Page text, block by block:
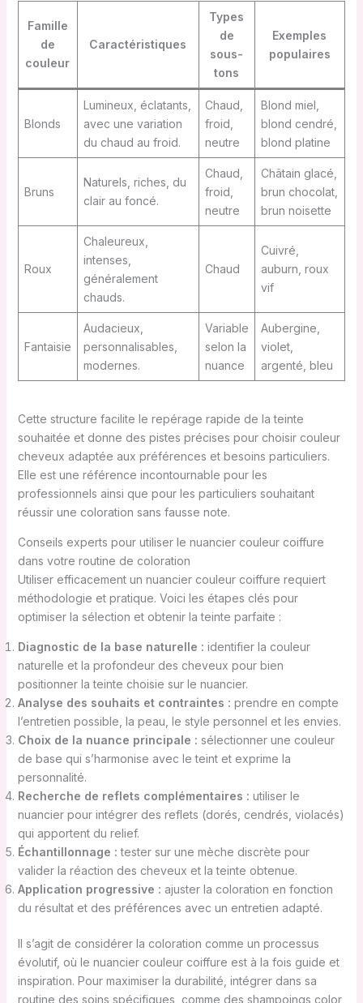
Famille
de
couleur
Caractéristiques
Types
de
sous-
tons
Exemples
populaires
Blonds
Lumineux, éclatants,
avec une variation
du chaud au froid.
Chaud,
froid,
neutre
Blond miel,
blond cendré,
blond platine
Bruns
Naturels, riches, du
clair au foncé.
Chaud,
froid,
neutre
Châtain glacé,
brun chocolat,
brun noisette
Roux
Chaleureux,
intenses,
généralement
chauds.
Chaud
Cuivré,
auburn, roux
vif
Fantaisie
Audacieux,
personnalisables,
modernes.
Variable
selon la
nuance
Aubergine,
violet,
argenté, bleu
Cette structure facilite le repérage rapide de la teinte
souhaitée et donne des pistes précises pour choisir couleur
cheveux adaptée aux préférences et besoins particuliers.
Elle est une référence incontournable pour les
professionnels ainsi que pour les particuliers souhaitant
réussir une coloration sans fausse note.
Conseils experts pour utiliser le nuancier couleur coiffure
dans votre routine de coloration
Utiliser efficacement un nuancier couleur coiffure requiert
méthodologie et pratique. Voici les étapes clés pour
optimiser la sélection et obtenir la teinte parfaite :
Diagnostic de la base naturelle : identifier la couleur
naturelle et la profondeur des cheveux pour bien
positionner la teinte choisie sur le nuancier.
Analyse des souhaits et contraintes : prendre en compte
l’entretien possible, la peau, le style personnel et les envies.
Choix de la nuance principale : sélectionner une couleur
de base qui s’harmonise avec le teint et exprime la
personnalité.
Recherche de reflets complémentaires : utiliser le
nuancier pour intégrer des reflets (dorés, cendrés, violacés)
qui apportent du relief.
Échantillonnage : tester sur une mèche discrète pour
valider la réaction des cheveux et la teinte obtenue.
Application progressive : ajuster la coloration en fonction
du résultat et des préférences avec un entretien adapté.
Il s’agit de considérer la coloration comme un processus
évolutif, où le nuancier couleur coiffure est à la fois guide et
inspiration. Pour maximiser la durabilité, intégrer dans sa
routine des soins spécifiques, comme des shampoings color